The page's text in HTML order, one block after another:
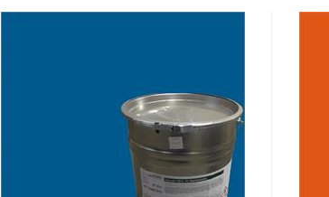
és középvonalak, parkolóhelyek,
és